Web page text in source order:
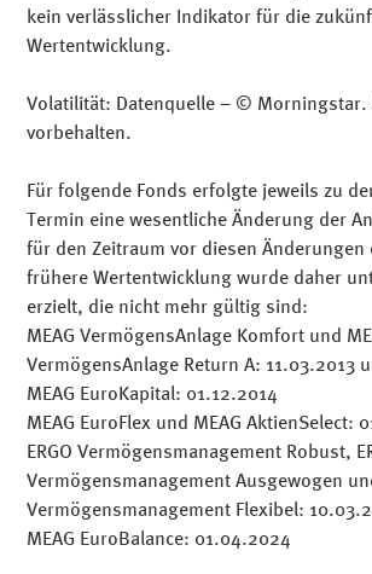
kein verlässlicher Indikator für die
Wertentwicklung.
Volatilität: Datenquelle – © Morningstar.
vorbehalten.
Für folgende Fonds erfolgte jeweils zu
Termin eine wesentliche Änderung der
für den Zeitraum vor diesen Änderungen
frühere Wertentwicklung wurde daher
erzielt, die nicht mehr gültig sind:
MEAG VermögensAnlage Komfort und
VermögensAnlage Return A: 11.03.2013
MEAG EuroKapital: 01.12.2014
MEAG EuroFlex und MEAG AktienSelect:
ERGO Vermögensmanagement Robust,
Vermögensmanagement Ausgewogen
Vermögensmanagement Flexibel:
MEAG EuroBalance: 01.04.2024